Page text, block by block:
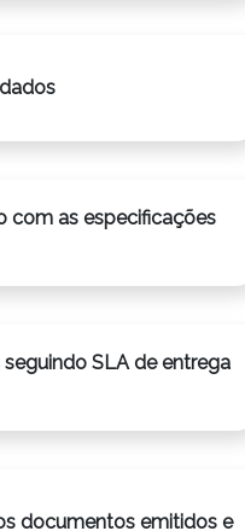
com as especificações
SLA de entrega
documentos emitidos e